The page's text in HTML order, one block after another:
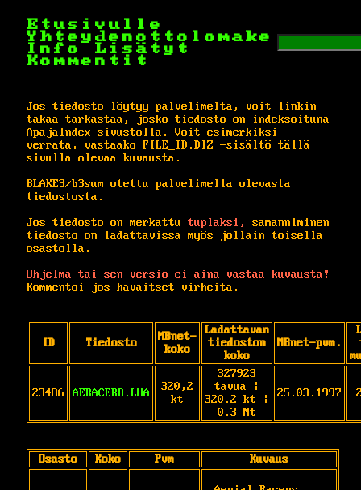
Etusivulle
Yhteydenottolomake
Info
Lisätyt
Kommentit
Jos tiedosto löytyy palvelimelta, voit linkin
takaa tarkastaa, josko tiedosto on indeksoituna
ApajaIndex-sivustolla. Voit esimerkiksi
verrata, vastaako FILE_ID.DIZ -sisältö tällä
sivulla olevaa kuvausta.
BLAKE3/b3sum otettu palvelimella olevasta
tiedostosta.
Jos tiedosto on merkattu tuplaksi,
samanniminen
tiedosto on ladattavissa myös jollain toisella
osastolla.
Ohjelma tai sen versio ei aina vastaa kuvausta!
Kommentoi jos havaitset virheitä.
ID Tiedosto
MBnet-
koko
Ladattavan
tiedoston
koko
MBnet-pvm.
23486 AERACERB.LHA
320,2
kt
327923
tavua |
320.2 kt |
0.3 Mt
25.03.1997
Osasto Koko Pvm Kuvaus